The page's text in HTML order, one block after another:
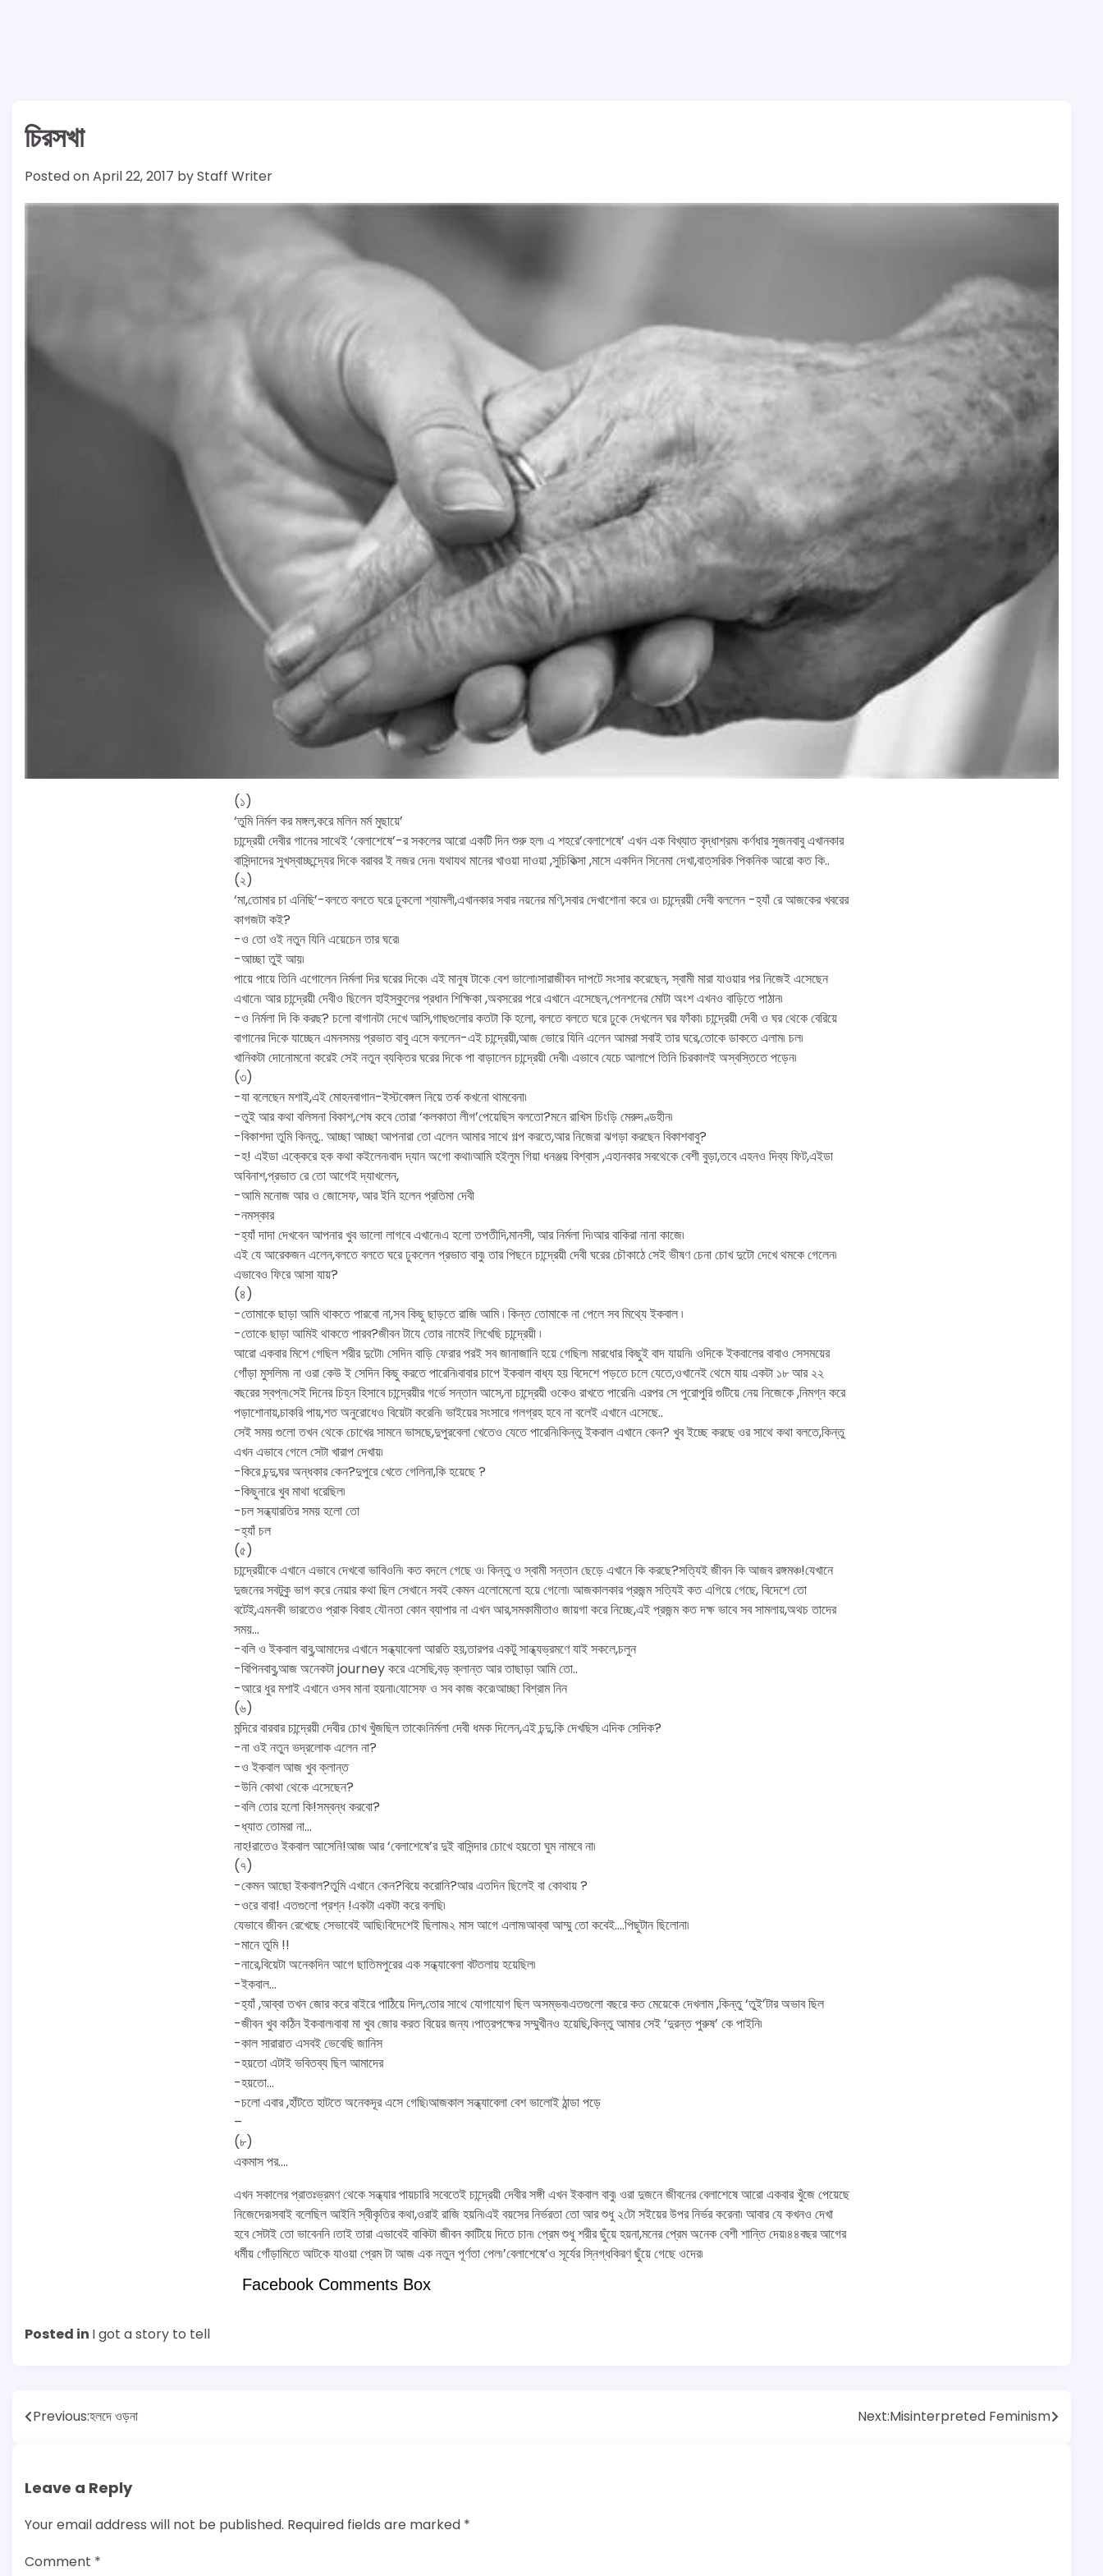
চিরসখা
Posted onApril 22, 2017 byStaff Writer
(১)
‘তুমি নির্মল কর মঙ্গল,করে মলিন মর্ম মুছায়ে’
চান্দ্রেয়ী দেবীর গানের সাথেই ‘বেলাশেষে’-র সকলের আরো একটি দিন শুরু হল৷ এ শহরে’বেলাশেষে’ এখন এক বিখ্যাত বৃদ্ধাশ্রম৷ কর্ণধার সুজনবাবু এখানকার
বাসিন্দাদের সুখস্বাচ্ছন্দ্যের দিকে বরাবর ই নজর দেন৷ যথাযথ মানের খাওয়া দাওয়া ,সুচিকিত্সা ,মাসে একদিন সিনেমা দেখা,বাত্‌সরিক পিকনিক আরো কত কি..
(২)
‘মা,তোমার চা এনিছি’-বলতে বলতে ঘরে ঢুকলো শ্যামলী,এখানকার সবার নয়নের মণি,সবার দেখাশোনা করে ও৷ চান্দ্রেয়ী দেবী বললেন -হ্যাঁ রে আজকের খবরের
কাগজটা কই?
-ও তো ওই নতুন যিনি এয়েচেন তার ঘরে৷
-আচ্ছা তুই আয়৷
পায়ে পায়ে তিনি এগোলেন নির্মলা দির ঘরের দিকে৷ এই মানুষ টাকে বেশ ভালো৷সারাজীবন দাপটে সংসার করেছেন, স্বামী মারা যাওয়ার পর নিজেই এসেছেন
এখানে৷ আর চান্দ্রেয়ী দেবীও ছিলেন হাইস্কুলের প্রধান শিক্ষিকা ,অবসরের পরে এখানে এসেছেন,পেনশনের মোটা অংশ এখনও বাড়িতে পাঠান৷
-ও নির্মলা দি কি করছ? চলো বাগানটা দেখে আসি,গাছগুলোর কতটা কি হলো, বলতে বলতে ঘরে ঢুকে দেখলেন ঘর ফাঁকা৷ চান্দ্রেয়ী দেবী ও ঘর থেকে বেরিয়ে
বাগানের দিকে যাচ্ছেন এমনসময় প্রভাত বাবু এসে বললেন-এই চান্দ্রেয়ী,আজ ভোরে যিনি এলেন আমরা সবাই তার ঘরে,তোকে ডাকতে এলাম৷ চল৷
খানিকটা দোনোমনো করেই সেই নতুন ব্যক্তির ঘরের দিকে পা বাড়ালেন চান্দ্রেয়ী দেবী৷ এভাবে যেচে আলাপে তিনি চিরকালই অস্বস্তিতে পড়েন৷
(৩)
-যা বলেছেন মশাই,এই মোহনবাগান-ইস্টবেঙ্গল নিয়ে তর্ক কখনো থামবেনা৷
-তুই আর কথা বলিসনা বিকাশ,শেষ কবে তোরা ‘কলকাতা লীগ’পেয়েছিস বলতো?মনে রাখিস চিংড়ি মেরুদণ্ডহীন৷
-বিকাশদা তুমি কিন্তু.. আচ্ছা আচ্ছা আপনারা তো এলেন আমার সাথে গল্প করতে,আর নিজেরা ঝগড়া করছেন বিকাশবাবু?
-হ! এইডা এক্কেরে হক কথা কইলেন৷বাদ দ্যান অগো কথা৷আমি হইলুম গিয়া ধনঞ্জয় বিশ্বাস ,এহানকার সবথেকে বেশী বুড়া,তবে এহনও দিব্য ফিট,এইডা
অবিনাশ,প্রভাত রে তো আগেই দ্যাখলেন,
-আমি মনোজ আর ও জোসেফ, আর ইনি হলেন প্রতিমা দেবী
-নমস্কার
-হ্যাঁ দাদা দেখবেন আপনার খুব ভালো লাগবে এখানে৷এ হলো তপতীদি,মানসী, আর নির্মলা দি৷আর বাকিরা নানা কাজে৷
এই যে আরেকজন এলেন,বলতে বলতে ঘরে ঢুকলেন প্রভাত বাবু৷ তার পিছনে চান্দ্রেয়ী দেবী ঘরের চৌকাঠে সেই ভীষণ চেনা চোখ দুটো দেখে থমকে গেলেন৷
এভাবেও ফিরে আসা যায়?
(৪)
-তোমাকে ছাড়া আমি থাকতে পারবো না,সব কিছু ছাড়তে রাজি আমি ৷ কিন্ত তোমাকে না পেলে সব মিথ্যে ইকবাল ৷
-তোকে ছাড়া আমিই থাকতে পারব?জীবন টাযে তোর নামেই লিখেছি চান্দ্রেয়ী ৷
আরো একবার মিশে গেছিল শরীর দুটো৷ সেদিন বাড়ি ফেরার পরই সব জানাজানি হয়ে গেছিল৷ মারধোর কিছুই বাদ যায়নি৷ ওদিকে ইকবালের বাবাও সেসময়ের
গোঁড়া মুসলিম৷ না ওরা কেউ ই সেদিন কিছু করতে পারেনি৷বাবার চাপে ইকবাল বাধ্য হয় বিদেশে পড়তে চলে যেতে,ওখানেই থেমে যায় একটা ১৮ আর ২২
বছরের স্বপ্ন৷সেই দিনের চিহ্ন হিসাবে চান্দ্রেয়ীর গর্ভে সন্তান আসে,না চান্দ্রেয়ী ওকেও রাখতে পারেনি৷ এরপর সে পুরোপুরি গুটিয়ে নেয় নিজেকে ,নিমগ্ন করে
পড়াশোনায়,চাকরি পায়,শত অনুরোধেও বিয়েটা করেনি৷ ভাইয়ের সংসারে গলগ্রহ হবে না বলেই এখানে এসেছে..
সেই সময় গুলো তখন থেকে চোখের সামনে ভাসছে,দুপুরবেলা খেতেও যেতে পারেনি৷কিন্তু ইকবাল এখানে কেন? খুব ইচ্ছে করছে ওর সাথে কথা বলতে,কিন্তু
এখন এভাবে গেলে সেটা খারাপ দেখায়৷
-কিরে চন্দু,ঘর অন্ধকার কেন?দুপুরে খেতে গেলিনা,কি হয়েছে ?
-কিছুনারে খুব মাথা ধরেছিল৷
-চল সন্ধ্যারতির সময় হলো তো
-হ্যাঁ চল
(৫)
চান্দ্রেয়ীকে এখানে এভাবে দেখবো ভাবিওনি৷ কত বদলে গেছে ও৷ কিন্তু ও স্বামী সন্তান ছেড়ে এখানে কি করছে?সত্যিই জীবন কি আজব রঙ্গমঞ্চ!যেখানে
দুজনের সবটুকু ভাগ করে নেয়ার কথা ছিল সেখানে সবই কেমন এলোমেলো হয়ে গেলো৷ আজকালকার প্রজন্ম সত্যিই কত এগিয়ে গেছে, বিদেশে তো
বটেই,এমনকী ভারতেও প্রাক বিবাহ যৌনতা কোন ব্যাপার না এখন আর,সমকামীতাও জায়গা করে নিচ্ছে,এই প্রজন্ম কত দক্ষ ভাবে সব সামলায়,অথচ তাদের
সময়…
-বলি ও ইকবাল বাবু,আমাদের এখানে সন্ধ্যাবেলা আরতি হয়,তারপর একটু সান্ধ্যভ্রমণে যাই সকলে,চলুন
-বিপিনবাবু,আজ অনেকটা journey করে এসেছি,বড় ক্লান্ত আর তাছাড়া আমি তো..
-আরে ধুর মশাই এখানে ওসব মানা হয়না৷যোসেফ ও সব কাজ করে৷আচ্ছা বিশ্রাম নিন
(৬)
মন্দিরে বারবার চান্দ্রেয়ী দেবীর চোখ খুঁজছিল তাকে৷নির্মলা দেবী ধমক দিলেন,এই চন্দু,কি দেখছিস এদিক সেদিক?
-না ওই নতুন ভদ্রলোক এলেন না?
-ও ইকবাল আজ খুব ক্লান্ত
-উনি কোথা থেকে এসেছেন?
-বলি তোর হলো কি!সম্বন্ধ করবো?
-ধ্যাত তোমরা না…
নাহ!রাতেও ইকবাল আসেনি!আজ আর ‘বেলাশেষে’র দুই বাসিন্দার চোখে হয়তো ঘুম নামবে না৷
(৭)
-কেমন আছো ইকবাল?তুমি এখানে কেন?বিয়ে করোনি?আর এতদিন ছিলেই বা কোথায় ?
-ওরে বাবা! এতগুলো প্রশ্ন !একটা একটা করে বলছি৷
যেভাবে জীবন রেখেছে সেভাবেই আছি৷বিদেশেই ছিলাম৷২ মাস আগে এলাম৷আব্বা আম্মু তো কবেই….পিছুটান ছিলোনা৷
-মানে তুমি !!
-নারে,বিয়েটা অনেকদিন আগে ছাতিমপুরের এক সন্ধ্যাবেলা বটতলায় হয়েছিল৷
-ইকবাল…
-হ্যাঁ ,আব্বা তখন জোর করে বাইরে পাঠিয়ে দিল,তোর সাথে যোগাযোগ ছিল অসম্ভব৷এতগুলো বছরে কত মেয়েকে দেখলাম ,কিন্তু ‘তুই’টার অভাব ছিল
-জীবন খুব কঠিন ইকবাল৷বাবা মা খুব জোর করত বিয়ের জন্য ৷পাত্রপক্ষের সম্মুখীনও হয়েছি,কিন্তু আমার সেই ‘দুরন্ত পুরুষ’ কে পাইনি৷
-কাল সারারাত এসবই ভেবেছি জানিস
-হয়তো এটাই ভবিতব্য ছিল আমাদের
-হয়তো…
-চলো এবার ,হাঁটতে হাটতে অনেকদূর এসে গেছি৷আজকাল সন্ধ্যাবেলা বেশ ভালোই ঠান্ডা পড়ে
–
(৮)
একমাস পর….
এখন সকালের প্রাতঃভ্রমণ থেকে সন্ধ্যার পায়চারি সবেতেই চান্দ্রেয়ী দেবীর সঙ্গী এখন ইকবাল বাবু৷ ওরা দুজনে জীবনের বেলাশেষে আরো একবার খুঁজে পেয়েছে
নিজেদের৷সবাই বলেছিল আইনি স্বীকৃতির কথা,ওরাই রাজি হয়নি৷এই বয়সের নির্ভরতা তো আর শুধু ২টো সইয়ের উপর নির্ভর করেনা৷ আবার যে কখনও দেখা
হবে সেটাই তো ভাবেননি ৷তাই তারা এভাবেই বাকিটা জীবন কাটিয়ে দিতে চান৷ প্রেম শুধু শরীর ছুঁয়ে হয়না,মনের প্রেম অনেক বেশী শান্তি দেয়৷৪৪বছর আগের
ধর্মীয় গোঁড়ামিতে আটকে যাওয়া প্রেম টা আজ এক নতুন পূর্ণতা পেল৷’বেলাশেষে’ও সূর্যের স্নিগ্ধকিরণ ছুঁয়ে গেছে ওদের৷
Facebook Comments Box
Posted in I got a story to tell
Post
Previous:হলদে ওড়না Next:Misinterpreted Feminism
Leave a Reply
Your email address will not be published. Required fields are marked *
Comment *